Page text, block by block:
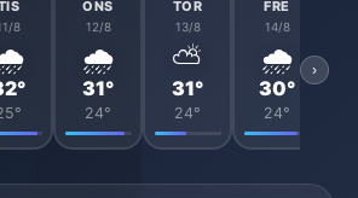
8
ONS
12/8
🌧️
31°
24°
TOR
13/8
⛅
31°
24°
FRE
14/8
🌧️
30°
24°
›